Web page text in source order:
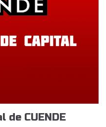
CUENDE